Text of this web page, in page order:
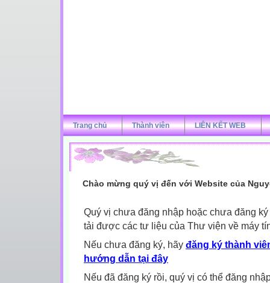
Trang chủ Thành viên LIÊN KẾT WEB
Chào mừng quý vị đến với Website của
Quý vị chưa đăng nhập hoặc chưa đăng
tải được các tư liệu của Thư viện về máy
Nếu chưa đăng ký, hãy đăng ký thành
hướng dẫn tại đây
Nếu đã đăng ký rồi, quý vị có thể đăng